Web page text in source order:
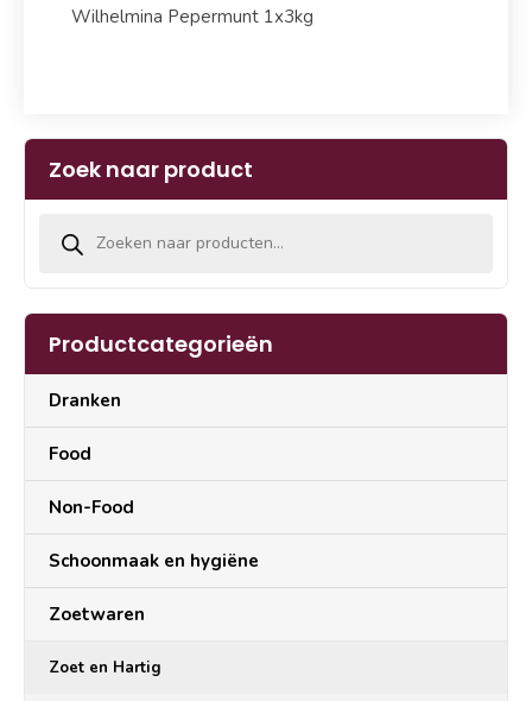
Wilhelmina Pepermunt 1x3kg
Zoek naar product
Productcategorieën
Dranken
Food
Non-Food
Schoonmaak en hygiëne
Zoetwaren
Zoet en Hartig